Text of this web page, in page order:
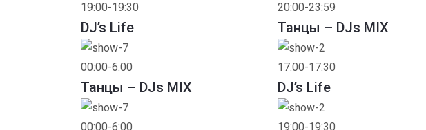
19:00-19:30
DJ’s Life
20:00-23:59
Танцы – DJs MIX
00:00-6:00
Танцы – DJs MIX
17:00-17:30
DJ’s Life
00:00-6:00 19:00-19:30